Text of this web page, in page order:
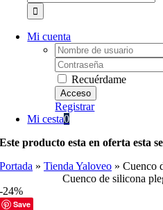
Mi cuenta
Username:
Password:
Recuérdame
Registrar
Mi cesta0
Este producto esta en oferta esta
Portada »Tienda Yaloveo »Cuenco
Cuenco de silicona
-24%
Save